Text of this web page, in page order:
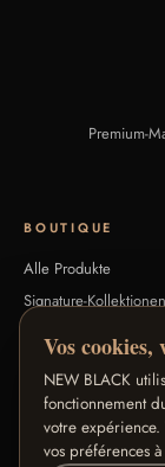
Premium-
BOUTIQUE
Alle Produkte
Signature-Kollektionen
HILFE
Vos cookies,
NEW BLACK
fonctionnement
votre
vos préférences